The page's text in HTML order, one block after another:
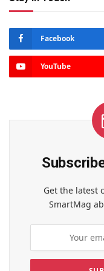
Facebook
YouTube
Get the latest
SmartMag